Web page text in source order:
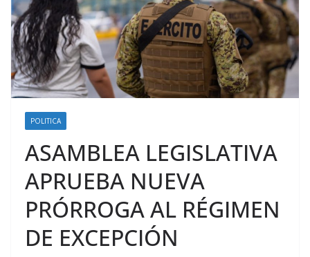
POLITICA
ASAMBLEA LEGISLATIVA
APRUEBA NUEVA
PRÓRROGA AL RÉGIMEN
DE EXCEPCIÓN